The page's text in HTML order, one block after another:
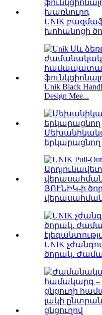
UNIK
խոհանոցի
Unik Black
Design Mee...
երկարացնող
ՅՈՒՆԻԿ-ի
UNIK
ծորակ.